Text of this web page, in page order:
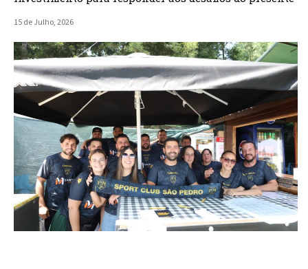
15 de Julho, 2026